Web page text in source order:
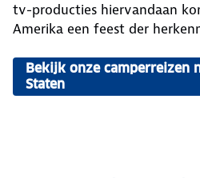
tv-producties hiervandaan
Amerika een feest der
Bekijk onze camperreizen
Staten